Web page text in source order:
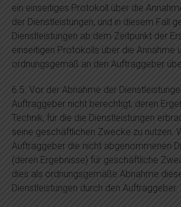
ein einseitiges Protokoll über die
der Dienstleistungen, und in diesem Fall
Dienstleistungen ab dem Zeitpunkt der
einseitigen Protokolls über die Annahme
ordnungsgemäß an den Auftraggeber
6.5. Vor der Abnahme der
Auftraggeber nicht berechtigt, deren
Technik, für die die Dienstleistungen
seine geschäftlichen Zwecke zu nutzen.
Auftraggeber die nicht abgenommenen
(deren Ergebnisse) für geschäftliche
dies als ordnungsgemäße Abnahme
Dienstleistungen durch den Auftraggeber.